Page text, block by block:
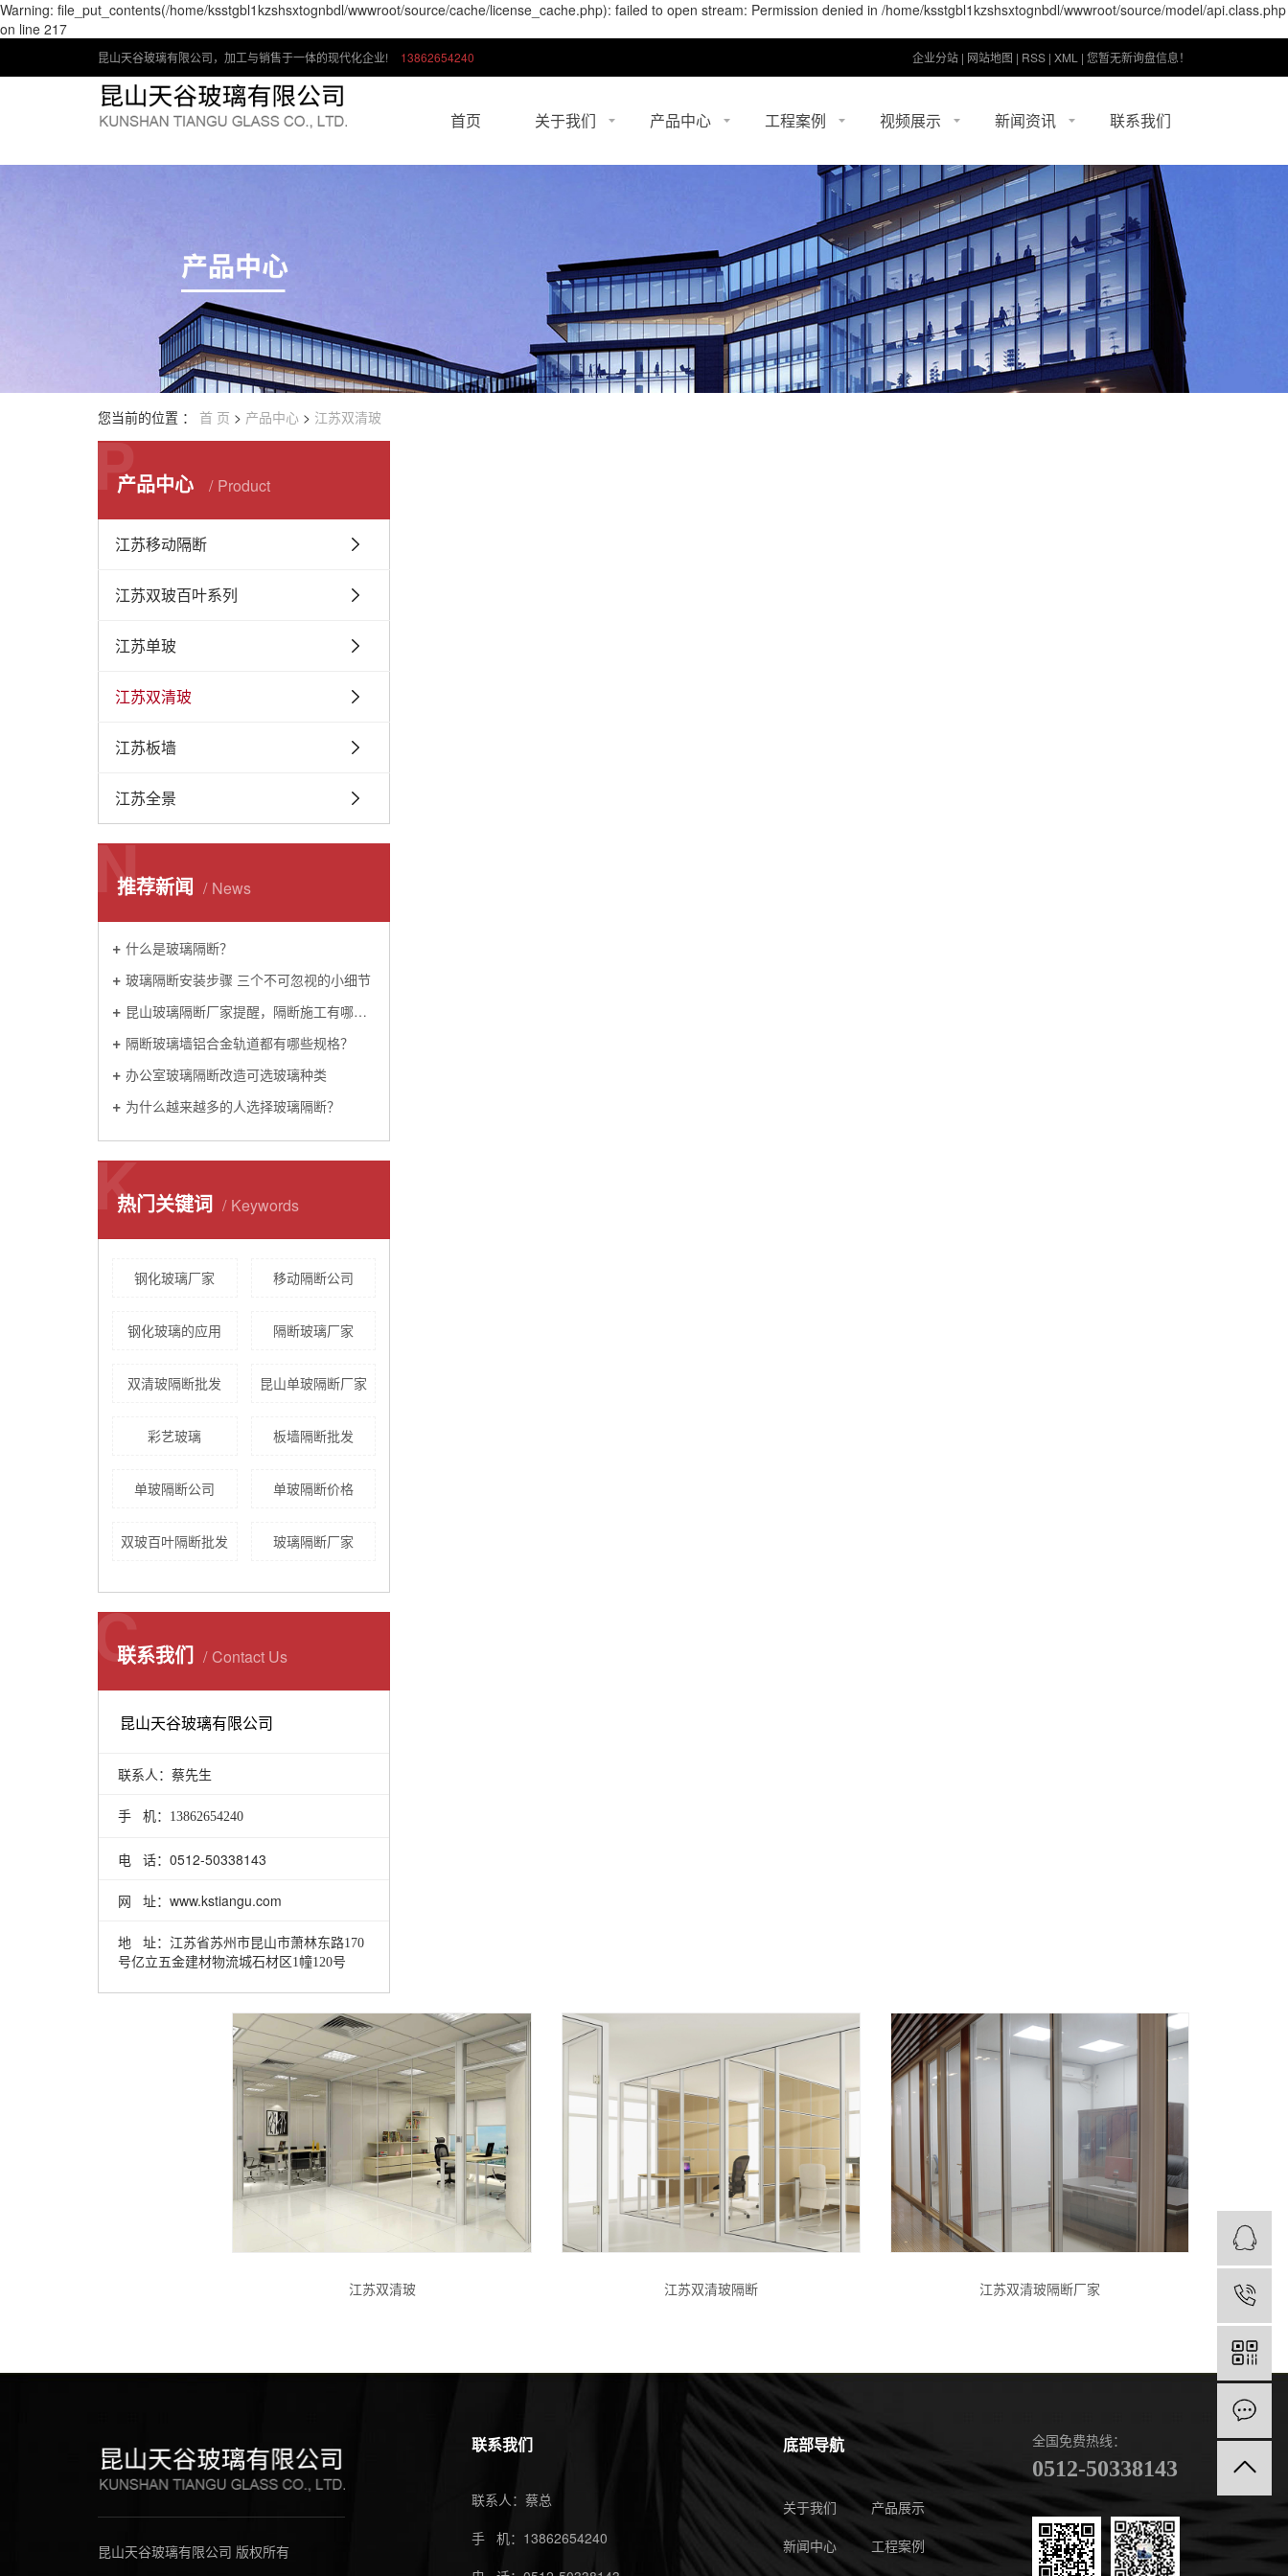
Warning: file_put_contents(/home/ksstgbl1kzshsxtognbdl/wwwroot/source/cache/license_cache.php): failed to open stream: Permission denied in /home/ksstgbl1kzshsxtognbdl/wwwroot/source/model/api.class.php
on line 217
昆山天谷玻璃有限公司，加工与销售于一体的现代化企业! 13862654240 企业分站 | 网站地图 | RSS | XML | 您暂无新询盘信息！
首页 关于我们
期待和你携手一起，合作共赢发展
产品中心
江苏单玻
江苏双清玻
江苏板墙
江苏全景
迅速成长为一家集设计，加工与销售于一体的现代化企业
工程案例
工程案例
视频展示
视频展示
期待和你携手一起，合作共赢发展
新闻资讯
公司新闻
行业资讯
技术资讯
联系我们
您当前的位置 ： 首 页 > 产品中心 > 江苏双清玻
产品中心 Product
P
江苏移动隔断
江苏双玻百叶系列
江苏单玻
江苏双清玻
江苏板墙
江苏全景
推荐新闻 News
N
什么是玻璃隔断？
玻璃隔断安装步骤 三个不可忽视的小细节
昆山玻璃隔断厂家提醒，隔断施工有哪些技巧。
隔断玻璃墙铝合金轨道都有哪些规格？
办公室玻璃隔断改造可选玻璃种类
为什么越来越多的人选择玻璃隔断？
热门关键词 Keywords
K
钢化玻璃厂家 移动隔断公司
钢化玻璃的应用 隔断玻璃厂家
双清玻隔断批发 昆山单玻隔断厂家
彩艺玻璃 板墙隔断批发
单玻隔断公司 单玻隔断价格
双玻百叶隔断批发 玻璃隔断厂家
联系我们 Contact Us
C
昆山天谷玻璃有限公司
联系人：蔡先生
手 机： 13862654240
电 话：0512-50338143
网 址：www.kstiangu.com
地 址： 江苏省苏州市昆山市萧林东路170
号亿立五金建材物流城石材区1幢120号
江苏双清玻 江苏双清玻隔断 江苏双清玻隔断厂家
昆山天谷玻璃有限公司 版权所有
联系我们
联系人：蔡总
手 机：13862654240
底部导航
关于我们 产品展示
新闻中心 工程案例
全国免费热线：
0512-50338143